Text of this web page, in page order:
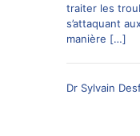
traiter les
s’attaquant
manière […]
Dr Sylvain